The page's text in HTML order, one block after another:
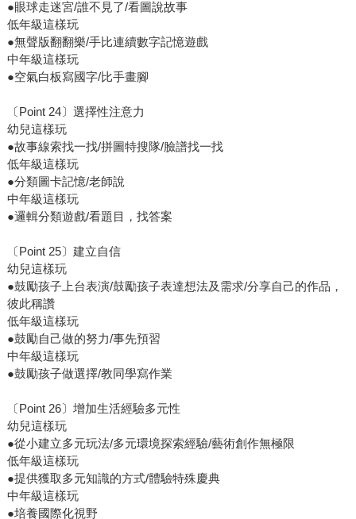
●眼球走迷宮/誰不見了/看圖說故事
低年級這樣玩
●無聲版翻翻樂/手比連續數字記憶遊戲
中年級這樣玩
●空氣白板寫國字/比手畫腳
〔Point 24〕選擇性注意力
幼兒這樣玩
●故事線索找一找/拼圖特搜隊/臉譜找一找
低年級這樣玩
●分類圖卡記憶/老師說
中年級這樣玩
●邏輯分類遊戲/看題目，找答案
〔Point 25〕建立自信
幼兒這樣玩
●鼓勵孩子上台表演/鼓勵孩子表達想法及需求/分享自己的作品，
彼此稱讚
低年級這樣玩
●鼓勵自己做的努力/事先預習
中年級這樣玩
●鼓勵孩子做選擇/教同學寫作業
〔Point 26〕增加生活經驗多元性
幼兒這樣玩
●從小建立多元玩法/多元環境探索經驗/藝術創作無極限
低年級這樣玩
●提供獲取多元知識的方式/體驗特殊慶典
中年級這樣玩
●培養國際化視野